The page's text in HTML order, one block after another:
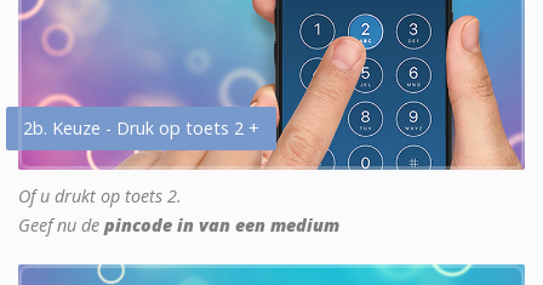
2b. Keuze - Druk op toets 2 +
Of u drukt op toets 2.
Geef nu de pincode in van een medium